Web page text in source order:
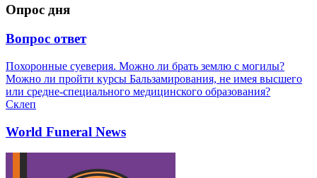
Опрос дня
Вопрос ответ
Похоронные суеверия. Можно ли брать землю с могилы?
Можно ли пройти курсы Бальзамирования, не имея высшего
или средне-специального медицинского образования?
Склеп
World Funeral News